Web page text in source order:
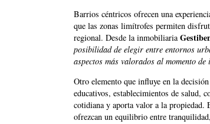
Barrios céntricos ofrecen una
que las zonas limítrofes permiten
regional. Desde la inmobiliaria
posibilidad de elegir entre entornos
aspectos más valorados al momento
Otro elemento que influye en la
educativos, establecimientos de salud,
cotidiana y aporta valor a la propiedad.
ofrezcan un equilibrio entre